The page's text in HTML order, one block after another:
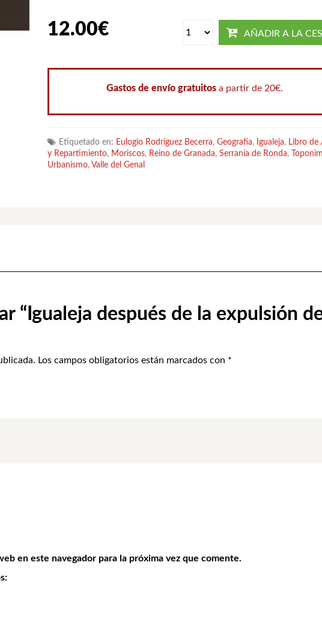
12.00€ AÑADIR A LA
Gastos de envío gratuitosa partir de 20€.
Etiquetado en: Eulogio Rodríguez Becerra, Geografía, Igualeja, Libro de
y Repartimiento, Moriscos, Reino de Granada, Serranía de Ronda,
Urbanismo, Valle del Genal
“Igualeja después de la expulsión
Los campos obligatorios están marcados con *
en este navegador para la próxima vez que comente.